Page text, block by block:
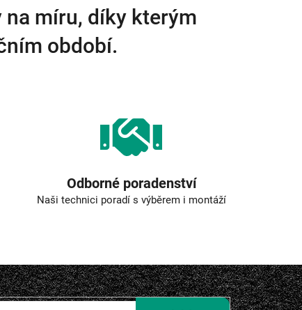
míru, díky kterým
období.
Odborné poradenství
Naši technici poradí s výběrem i montáží